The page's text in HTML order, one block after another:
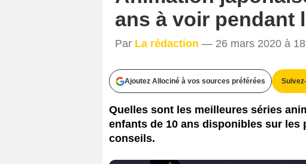
ans à voir pendant
Par La rédaction — 26 mars 2020 à
Ajoutez Allociné à vos sources préférées
Quelles sont les meilleures séries
enfants de 10 ans disponibles sur les
conseils.